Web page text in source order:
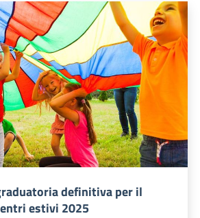
definitiva per il
estivi 2025